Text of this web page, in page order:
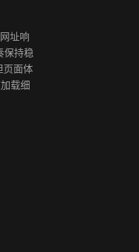
址响
保持稳
页面体
载细